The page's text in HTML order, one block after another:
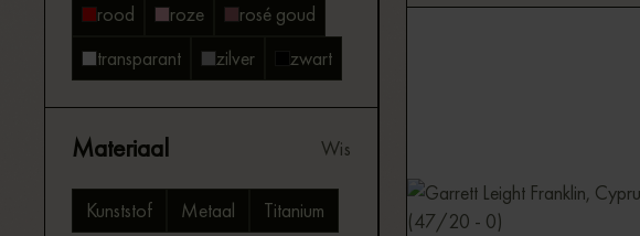
rood
roze
rosé goud
transparant
zilver zwart
Materiaal Wis
Kunststof Metaal Titanium